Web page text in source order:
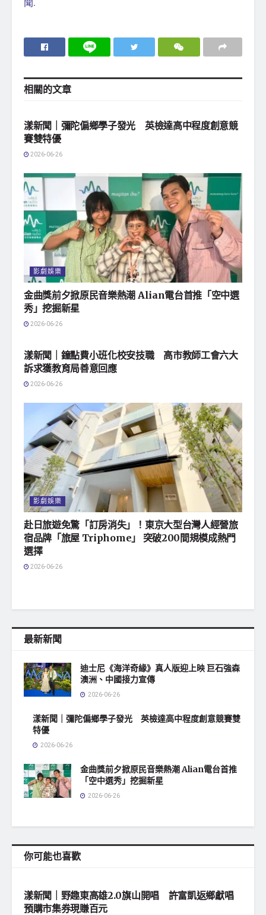
相關的文章
漾新聞｜彌陀偏鄉學子發光 英檢達高中程度創意競
賽雙特優
2026-06-26
影劇娛樂
‎金曲獎前夕掀原民音樂熱潮 Alian電台首推「空中選
秀」挖掘新星
2026-06-26
漾新聞｜鐘點費小班化校安技職 高市教師工會六大
訴求獲教育局善意回應
2026-06-26
影劇娛樂
赴日旅遊免驚「訂房消失」！東京大型台灣人經營旅
宿品牌「旅屋 Triphome」 突破200間規模成熱門
選擇
2026-06-26
最新新聞
迪士尼《海洋奇緣》真人版迎上映 巨石強森
澳洲、中國接力宣傳
2026-06-26
漾新聞｜彌陀偏鄉學子發光 英檢達高中程度創意競賽雙
特優
2026-06-26
‎金曲獎前夕掀原民音樂熱潮 Alian電台首推
「空中選秀」挖掘新星
2026-06-26
你可能也喜歡
漾新聞｜野趣東高雄2.0旗山開唱 許富凱返鄉獻唱
預購市集券現賺百元